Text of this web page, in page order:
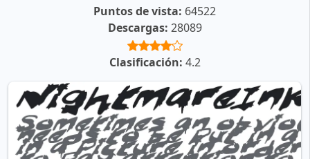
Puntos de vista: 64522
Descargas: 28089
Clasificación: 4.2